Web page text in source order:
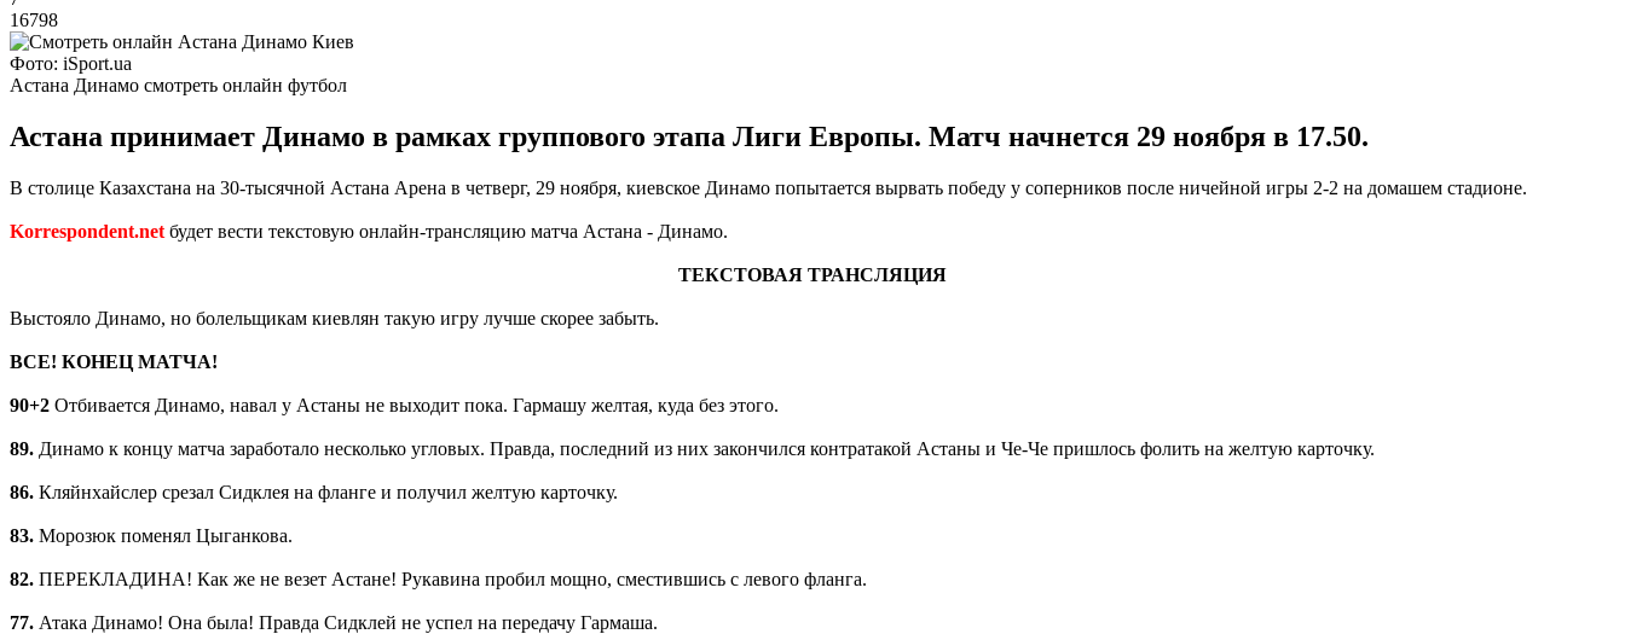
16798
Фото: iSport.ua
Астана Динамо смотреть онлайн футбол
Астана принимает Динамо в рамках группового этапа Лиги Европы. Матч начнется 29 ноября в 17.50.
В столице Казахстана на 30-тысячной Астана Арена в четверг, 29 ноября, киевское Динамо попытается вырвать победу у соперников после ничейной игры 2-2 на домашем стадионе.
Korrespondent.net будет вести текстовую онлайн-трансляцию матча Астана - Динамо.
ТЕКСТОВАЯ ТРАНСЛЯЦИЯ
Выстояло Динамо, но болельщикам киевлян такую игру лучше скорее забыть.
ВСЕ! КОНЕЦ МАТЧА!
90+2 Отбивается Динамо, навал у Астаны не выходит пока. Гармашу желтая, куда без этого.
89. Динамо к концу матча заработало несколько угловых. Правда, последний из них закончился контратакой Астаны и Че-Че пришлось фолить на желтую карточку.
86. Кляйнхайслер срезал Сидклея на фланге и получил желтую карточку.
83. Морозюк поменял Цыганкова.
82. ПЕРЕКЛАДИНА! Как же не везет Астане! Рукавина пробил мощно, сместившись с левого фланга.
77. Атака Динамо! Она была! Правда Сидклей не успел на передачу Гармаша.